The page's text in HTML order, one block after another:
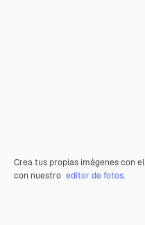
Crea tus propias imágenes con el
con nuestro editor de fotos.